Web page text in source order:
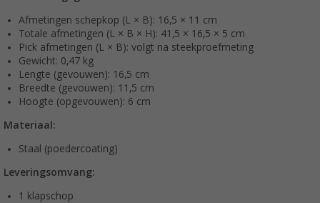
Afmetingen schepkop (L × B): 16,5 × 11 cm
Totale afmetingen (L × B × H): 41,5 × 16,5 × 5 cm
Pick afmetingen (L × B): volgt na steekproefmeting
Gewicht: 0,47 kg
Lengte (gevouwen): 16,5 cm
Breedte (gevouwen): 11,5 cm
Hoogte (opgevouwen): 6 cm
Materiaal:
Staal (poedercoating)
Leveringsomvang:
1 klapschop